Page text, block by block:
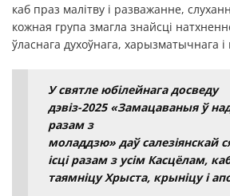
каб праз малітву і разважанне,
кожная група змагла знайсці
ўласнага духоўнага, харызматычнага
У святле юбілейнага досведу
дэвіз-2025 «Замацаваныя ў
разам з
моладдзю» даў салезіянскай
ісці разам з усім Касцёлам,
таямніцу Хрыста, крыніцу і